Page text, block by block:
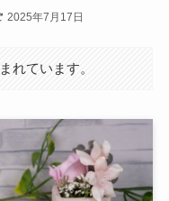
2025年7月17日
れています。